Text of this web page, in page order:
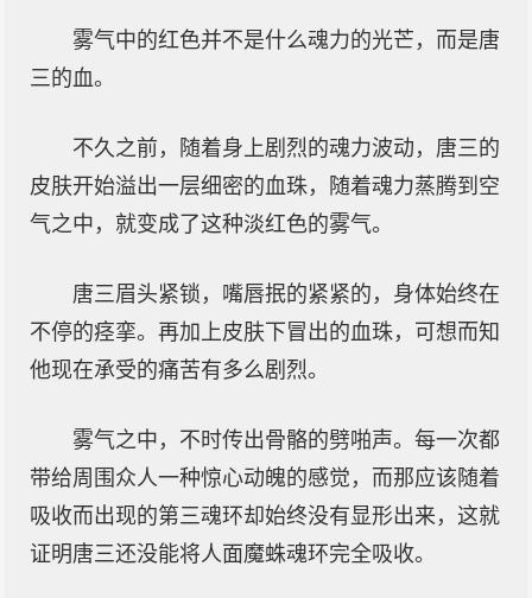
雾气中的红色并不是什么魂力的光芒，而是唐
三的血。
不久之前，随着身上剧烈的魂力波动，唐三的
皮肤开始溢出一层细密的血珠，随着魂力蒸腾到空
气之中，就变成了这种淡红色的雾气。
唐三眉头紧锁，嘴唇抿的紧紧的，身体始终在
不停的痉挛。再加上皮肤下冒出的血珠，可想而知
他现在承受的痛苦有多么剧烈。
雾气之中，不时传出骨骼的劈啪声。每一次都
带给周围众人一种惊心动魄的感觉，而那应该随着
吸收而出现的第三魂环却始终没有显形出来，这就
证明唐三还没能将人面魔蛛魂环完全吸收。